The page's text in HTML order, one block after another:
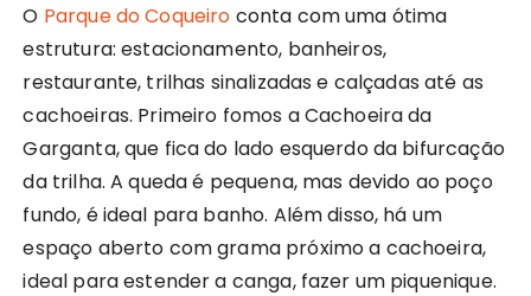
O Parque do Coqueiro conta com uma ótima
estrutura: estacionamento, banheiros,
restaurante, trilhas sinalizadas e calçadas até as
cachoeiras. Primeiro fomos a Cachoeira da
Garganta, que fica do lado esquerdo da bifurcação
da trilha. A queda é pequena, mas devido ao poço
fundo, é ideal para banho. Além disso, há um
espaço aberto com grama próximo a cachoeira,
ideal para estender a canga, fazer um piquenique.